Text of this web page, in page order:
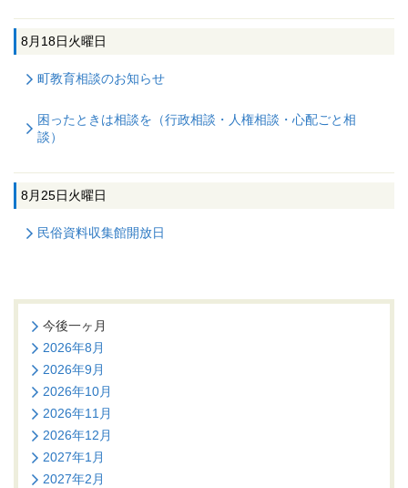
今後一ヶ月
2026年8月
2026年9月
2026年10月
2026年11月
2026年12月
2027年1月
2027年2月
8月18日火曜日
町教育相談のお知らせ
困ったときは相談を（行政相談・人権相談・心配ごと相
談）
8月25日火曜日
民俗資料収集館開放日